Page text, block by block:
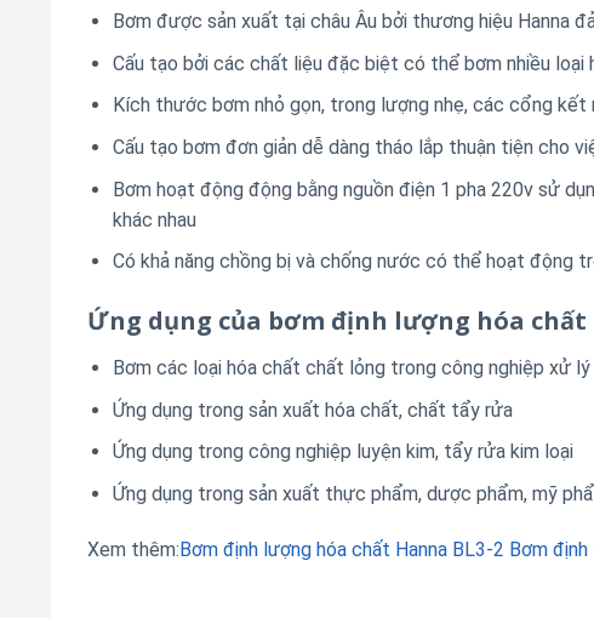
Bơm được sản xuất tại châu Âu bởi thương hiệu Hanna
Cấu tạo bởi các chất liệu đặc biệt có thể bơm nhiều
Kích thước bơm nhỏ gọn, trong lượng nhẹ, các cổng kết
Cấu tạo bơm đơn giản dễ dàng tháo lắp thuận tiện cho
Bơm hoạt động động bằng nguồn điện 1 pha 220v sử
khác nhau
Có khả năng chồng bị và chống nước có thể hoạt động
Ứng dụng của bơm định lượng hóa chất
Bơm các loại hóa chất chất lỏng trong công nghiệp xử
Ứng dụng trong sản xuất hóa chất, chất tẩy rửa
Ứng dụng trong công nghiệp luyện kim, tẩy rửa kim loại
Ứng dụng trong sản xuất thực phẩm, dược phẩm, mỹ
Xem thêm:Bơm định lượng hóa chất Hanna BL3-2 Bơm